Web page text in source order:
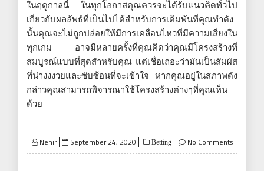
ในฤดูกาลนี้ ในทุกโอกาสคุณควรจะได้รับแนวคิดทั่วไป
เกี่ยวกับผลลัพธ์ที่เป็นไปได้สำหรับการเดิมพันที่คุณทำดัง
นั้นคุณจะไม่ถูกปล่อยให้มีการเคลื่อนไหวที่มีความเสี่ยงใน
ทุกเกม อาจมีหลายครั้งที่คุณคิดว่าคุณมีโครงสร้างที่
สมบูรณ์แบบที่สุดสำหรับคุณ แต่เชื่อเถอะว่ามันเป็นสัมผัส
ที่น่างงงวยและซับซ้อนที่จะเข้าใจ หากคุณอยู่ในสภาพดัง
กล่าวคุณสามารถพิจารณาใช้โครงสร้างต่างๆที่คุณเห็น
ด้วย
Nehir
Posted
on
September 24, 2020 Betting No Comments